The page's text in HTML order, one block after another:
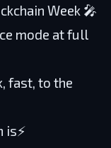
Week 🎤
mode at full
fast, to the
is⚡